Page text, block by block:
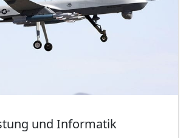
und Informatik